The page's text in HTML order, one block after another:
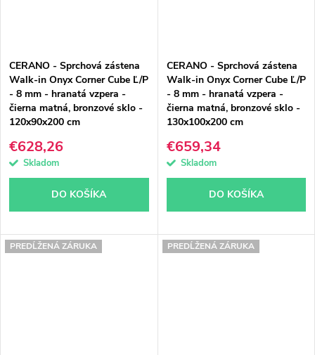
CERANO - Sprchová zástena
Walk-in Onyx Corner Cube Ľ/P
- 8 mm - hranatá vzpera -
čierna matná, bronzové sklo -
120x90x200 cm
€628,26
Skladom
DO KOŠÍKA
CERANO - Sprchová zástena
Walk-in Onyx Corner Cube Ľ/P
- 8 mm - hranatá vzpera -
čierna matná, bronzové sklo -
130x100x200 cm
€659,34
Skladom
DO KOŠÍKA
PREDĹŽENÁ ZÁRUKA PREDĹŽENÁ ZÁRUKA